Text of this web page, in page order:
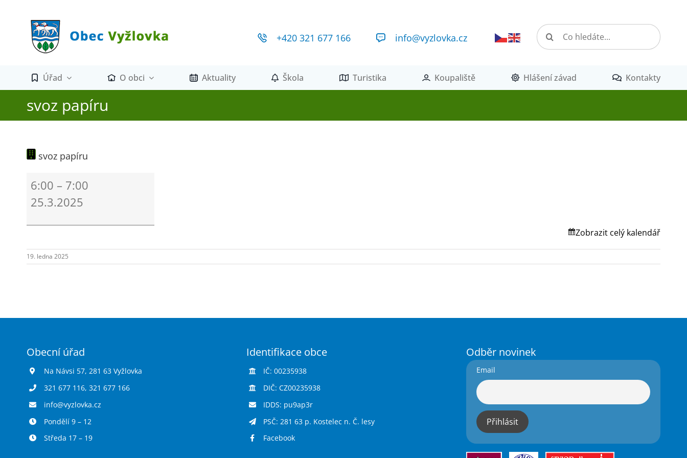
+420 321 677 166 info@vyzlovka.cz
Hledat:
Úřad O obci Aktuality Škola Turistika Koupaliště Hlášení závad Kontakty
svoz papíru
svoz papíru
papíru
6:00 – 7:00
25.3.2025
Zobrazit celý kalendář
19. ledna 2025
Obecní úřad
Na Návsi 57, 281 63 Vyžlovka
321 677 116, 321 677 166
info@vyzlovka.cz
Pondělí 9 – 12
Středa 17 – 19
Identifikace obce
IČ: 00235938
DIČ: CZ00235938
IDDS: pu9ap3r
PSČ: 281 63 p. Kostelec n. Č. lesy
Facebook
Odběr novinek
Email